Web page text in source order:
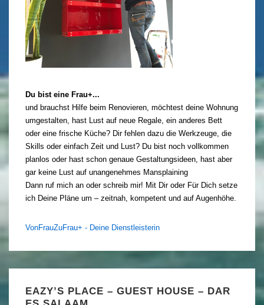
Du bist eine Frau+...
und brauchst Hilfe beim Renovieren, möchtest deine Wohnung
umgestalten, hast Lust auf neue Regale, ein anderes Bett
oder eine frische Küche? Dir fehlen dazu die Werkzeuge, die
Skills oder einfach Zeit und Lust? Du bist noch vollkommen
planlos oder hast schon genaue Gestaltungsideen, hast aber
gar keine Lust auf unangenehmes Mansplaining
Dann ruf mich an oder schreib mir! Mit Dir oder Für Dich setze
ich Deine Pläne um – zeitnah, kompetent und auf Augenhöhe.
VonFrauZuFrau+ - Deine Dienstleisterin
EAZY’S PLACE – GUEST HOUSE – DAR